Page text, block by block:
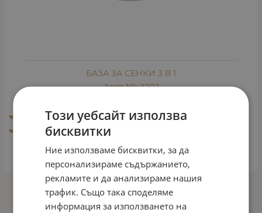
БАЗА ЗА СЕНКИ 3 В 1
Арт.№: 2202
Ефект: Блясък, избистряне, освежаване
Тип кожа: Всички типове кожа
ВАРИАНТИ
На страница по:
Този уебсайт използва
бисквитки
Ние използваме бисквитки, за да
персонализираме съдържанието,
рекламите и да анализираме нашия
трафик. Също така споделяме
информация за използването на